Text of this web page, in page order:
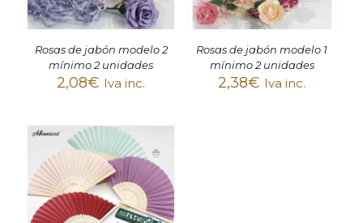
Rosas de jabón modelo 2
mínimo 2 unidades
2,08€ Iva inc.
Rosas de jabón modelo 1
mínimo 2 unidades
2,38€ Iva inc.